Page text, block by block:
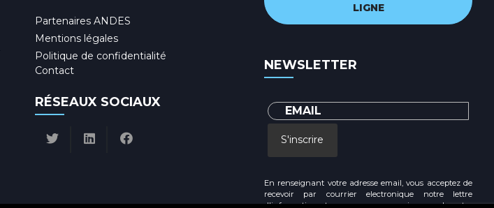
Partenaires ANDES
Mentions légales
Politique de confidentialité
Contact
RÉSEAUX SOCIAUX
LIGNE
NEWSLETTER
S'inscrire
En renseignant votre adresse email, vous acceptez de
recevoir par courrier electronique notre lettre
d'information et vous prenez connaissance de notre